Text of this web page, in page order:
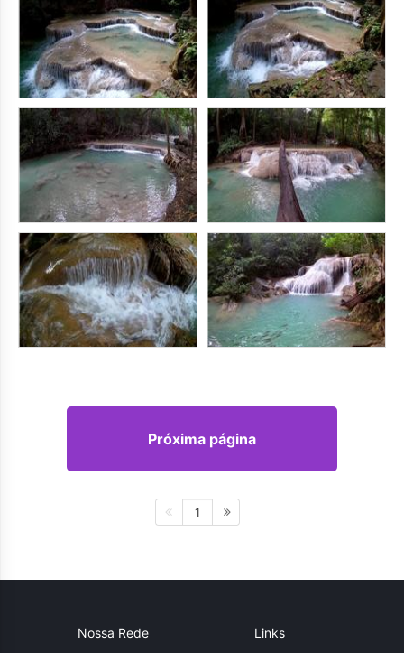
Próxima página
1
Nossa Rede Links